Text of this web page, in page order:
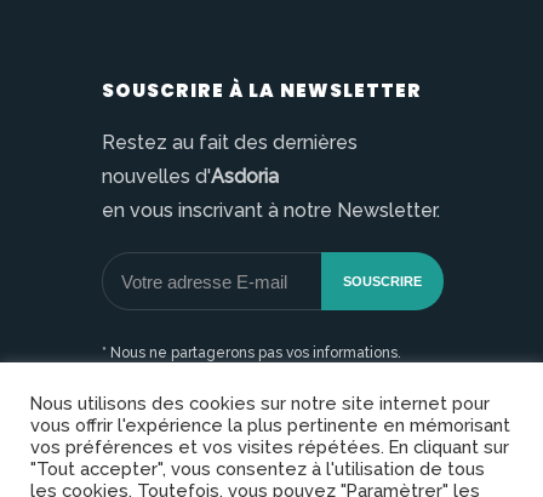
SOUSCRIRE À LA NEWSLETTER
Restez au fait des dernières
nouvelles d'Asdoria
en vous inscrivant à notre Newsletter.
* Nous ne partagerons pas vos informations.
Nous utilisons des cookies sur notre site internet pour
vous offrir l'expérience la plus pertinente en mémorisant
vos préférences et vos visites répétées. En cliquant sur
"Tout accepter", vous consentez à l'utilisation de tous
les cookies. Toutefois, vous pouvez "Paramètrer" les